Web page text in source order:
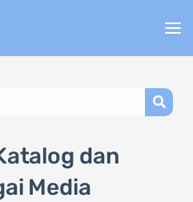
dan
Media